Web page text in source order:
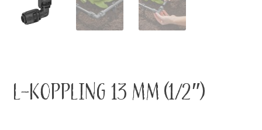
L-KOPPLING 13 MM (1/2″)